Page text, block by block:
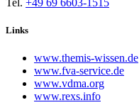
Links
www.themis-wissen.de
www.fva-service.de
www.vdma.org
www.rexs.info